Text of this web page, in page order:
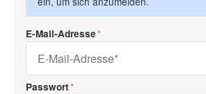
E-Mail-Adresse
Passwort